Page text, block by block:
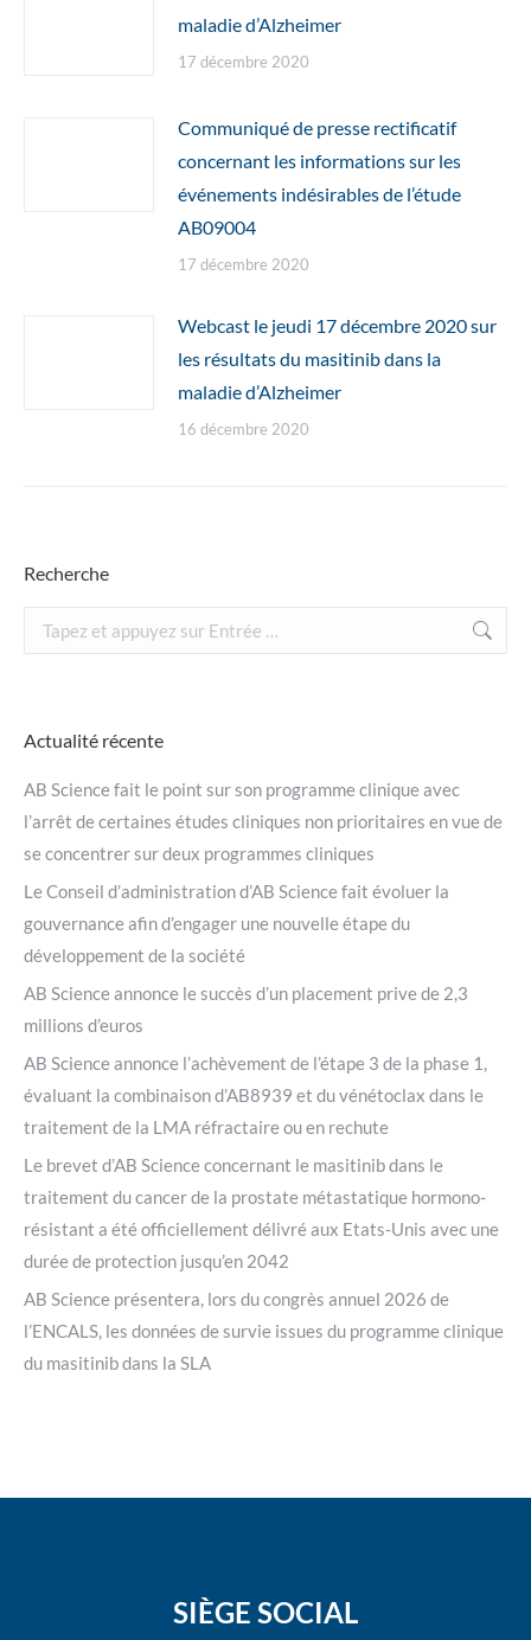
maladie d’Alzheimer
17 décembre 2020
Communiqué de presse rectificatif
concernant les informations sur les
événements indésirables de l’étude
AB09004
17 décembre 2020
Webcast le jeudi 17 décembre 2020 sur
les résultats du masitinib dans la
maladie d’Alzheimer
16 décembre 2020
Recherche
Recherche
:
Actualité récente
AB Science fait le point sur son programme clinique avec
l’arrêt de certaines études cliniques non prioritaires en vue de
se concentrer sur deux programmes cliniques
Le Conseil d’administration d’AB Science fait évoluer la
gouvernance afin d’engager une nouvelle étape du
développement de la société
AB Science annonce le succès d’un placement prive de 2,3
millions d’euros
AB Science annonce l’achèvement de l’étape 3 de la phase 1,
évaluant la combinaison d’AB8939 et du vénétoclax dans le
traitement de la LMA réfractaire ou en rechute
Le brevet d’AB Science concernant le masitinib dans le
traitement du cancer de la prostate métastatique hormono-
résistant a été officiellement délivré aux Etats-Unis avec une
durée de protection jusqu’en 2042
AB Science présentera, lors du congrès annuel 2026 de
l’ENCALS, les données de survie issues du programme clinique
du masitinib dans la SLA
SIÈGE SOCIAL